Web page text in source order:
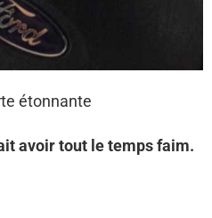
étonnante
avoir tout le temps faim.